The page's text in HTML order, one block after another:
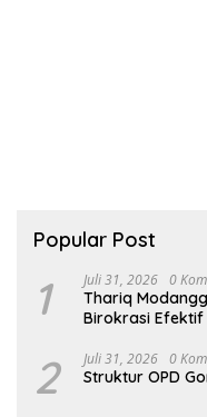
Popular Post
1 Juli 31, 2026 0
Thariq
Birokrasi Efektif
2 Juli 31, 2026 0
Struktur OPD